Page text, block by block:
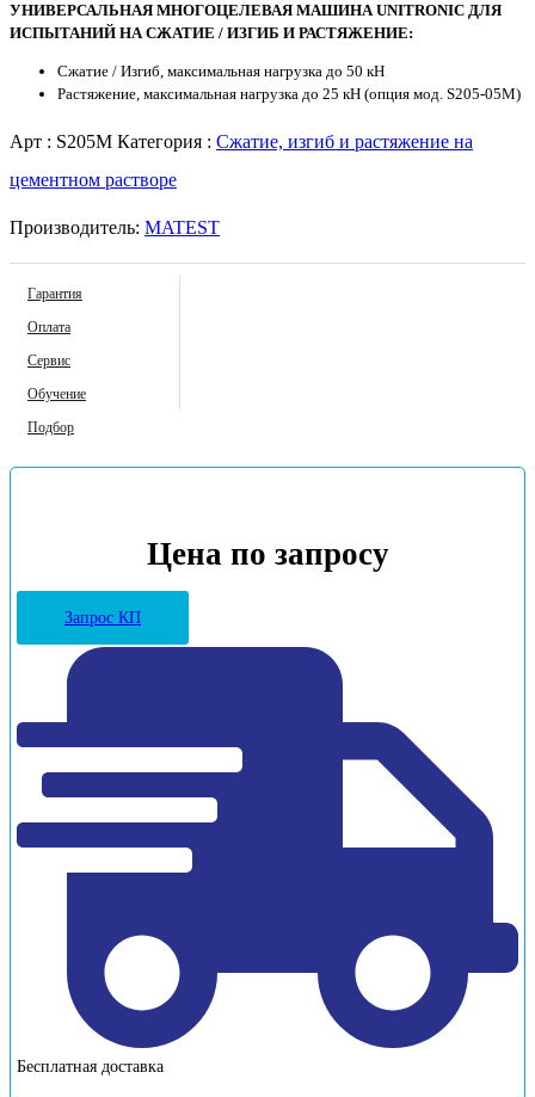
УНИВЕРСАЛЬНАЯ МНОГОЦЕЛЕВАЯ МАШИНАUNITRONIC ДЛЯ
ИСПЫТАНИЙ НА СЖАТИЕ / ИЗГИБ И РАСТЯЖЕНИЕ:
Сжатие / Изгиб, максимальная нагрузка до 50 кН
Растяжение, максимальная нагрузка до 25 кН (опция мод. S205-05М)
Арт : S205M Категория : Сжатие, изгиб и растяжение на
цементном растворе
Производитель: MATEST
Гарантия
Оплата
Сервис
Обучение
Подбор
Цена по запросу
Запрос КП
Бесплатная доставка